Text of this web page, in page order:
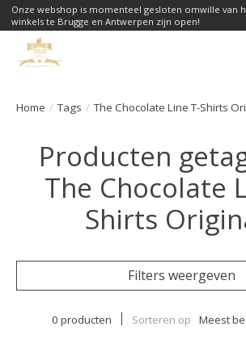
Onze webshop is momenteel gesloten omwille van
winkels te Brugge en Antwerpen zijn open!
Home / Tags / The Chocolate Line T-Shirts
Producten
The Chocolate
Shirts
Filters weergeven
0 producten Sorteren op Meest